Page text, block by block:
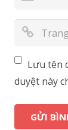
Lưu tên
duyệt này